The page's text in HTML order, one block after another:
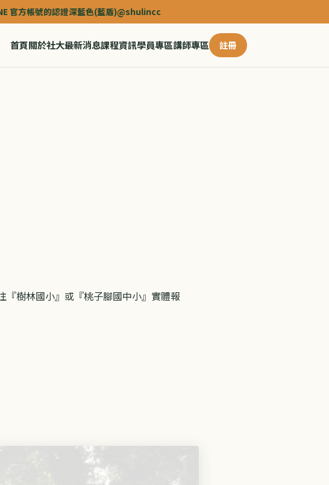
認證深藍色(藍盾)@shulincc
首頁關於社大最新消息課程資訊學員專區講師專區 註冊
樹林國小』或『桃子腳國中小』實體報